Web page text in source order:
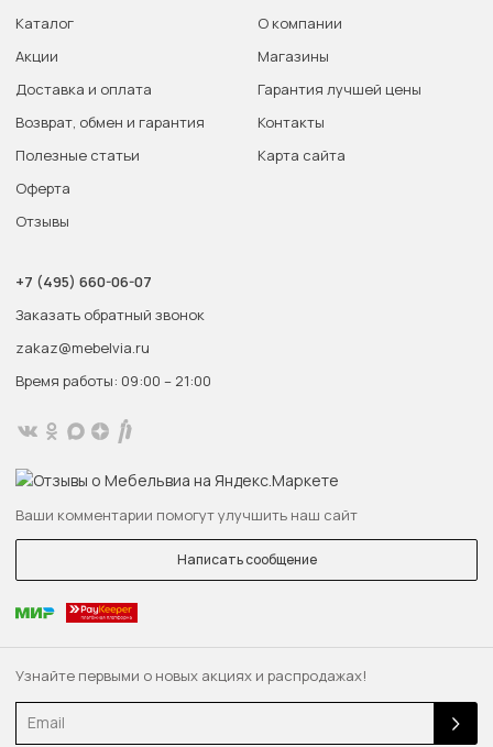
Узнайте первыми о новых акциях и распродажах!
Email
Каталог
Акции
Доставка и оплата
Возврат, обмен и гарантия
Полезные статьи
Оферта
Отзывы
О компании
Магазины
Гарантия лучшей цены
Контакты
Карта сайта
+7 (495) 660-06-07
Заказать обратный звонок
zakaz@mebelvia.ru
Время работы: 09:00 – 21:00
Ваши комментарии помогут улучшить наш сайт
Написать сообщение